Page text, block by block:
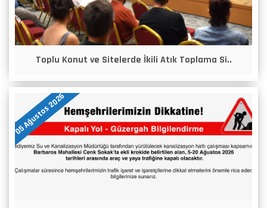
Toplu Konut ve Sitelerde İkili Atık Toplama Si..
05 Ağustos 2026